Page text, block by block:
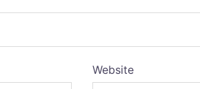
Website